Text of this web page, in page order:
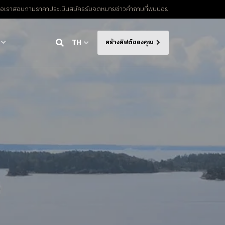
ราสอบถามราคาประเมินสมัครรับจดหมายข่าวคําถามที่พบบ่อย
TH สร้างลิฟต์ของคุณ